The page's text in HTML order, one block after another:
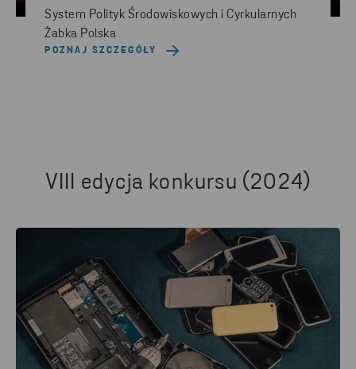
System Polityk Środowiskowych i Cyrkularnych
Żabka Polska
POZNAJ SZCZEGÓŁY
VIII edycja konkursu (2024)